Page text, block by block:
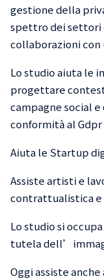
gestione della
spettro dei settori
collaborazioni
Lo studio aiuta le
progettare
campagne social
conformità al
Aiuta le Startup
Assiste artisti e
contrattualistica
Lo studio si
tutela
Oggi assiste